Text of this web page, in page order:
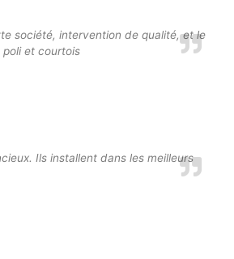
société, intervention de qualité, et le
et courtois
Ils installent dans les meilleurs